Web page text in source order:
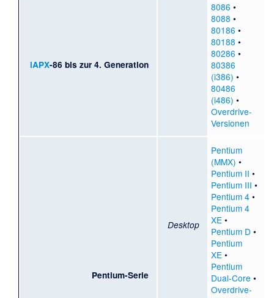
iAPX-86 bis zur 4. Generation
8086 •
8088 •
80186 •
80188 •
80286 •
80386
(i386) •
80486
(i486) •
Overdrive-
Versionen
Pentium-Serie
Desktop
Pentium
(MMX) •
Pentium II •
Pentium III •
Pentium 4•
Pentium 4
XE•
Pentium D •
Pentium
XE•
Pentium
Dual-Core •
Overdrive-